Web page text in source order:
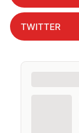
TWITTER